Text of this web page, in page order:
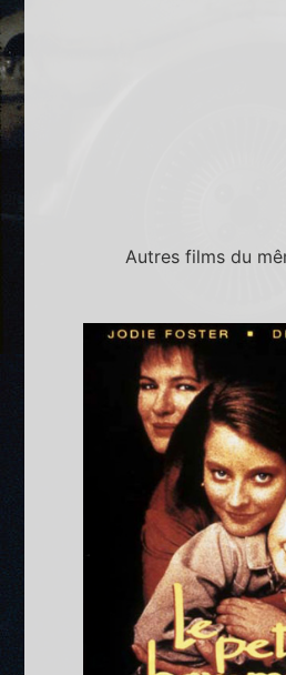
Autres films du